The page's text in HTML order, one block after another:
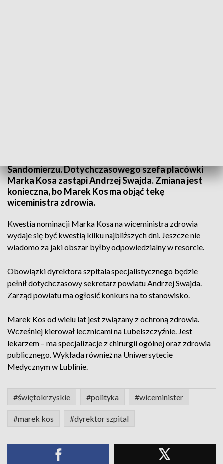
Sandomierzu. Dotychczasowego szefa placówki
Marka Kosa zastąpi Andrzej Swajda. Zmiana jest
konieczna, bo Marek Kos ma objąć tekę
wiceministra zdrowia.
Kwestia nominacji Marka Kosa na wiceministra zdrowia
wydaje się być kwestią kilku najbliższych dni. Jeszcze nie
wiadomo za jaki obszar byłby odpowiedzialny w resorcie.
Obowiązki dyrektora szpitala specjalistycznego będzie
pełnił dotychczasowy sekretarz powiatu Andrzej Swajda.
Zarząd powiatu ma ogłosić konkurs na to stanowisko.
Marek Kos od wielu lat jest związany z ochroną zdrowia.
Wcześniej kierował lecznicami na Lubelszczyźnie. Jest
lekarzem – ma specjalizacje z chirurgii ogólnej oraz zdrowia
publicznego. Wykłada również na Uniwersytecie
Medycznym w Lublinie.
#świętokrzyskie #polityka #wiceminister
#marek kos #dyrektor szpital